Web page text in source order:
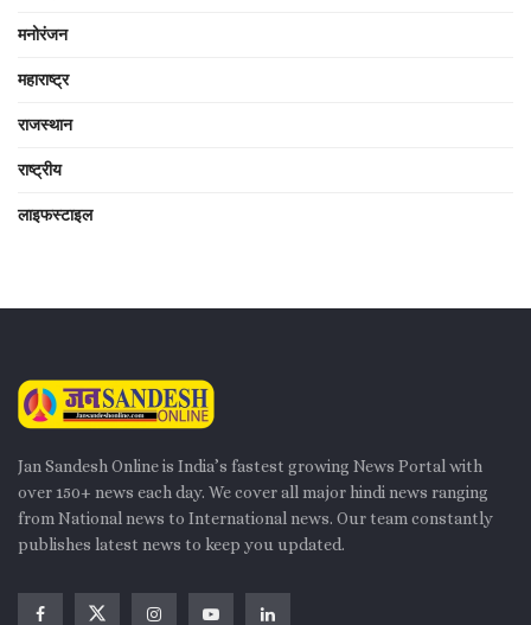
मनोरंजन
महाराष्ट्र
राजस्थान
राष्ट्रीय
लाइफस्टाइल
Jan Sandesh Online is India’s fastest growing News Portal with
over 150+ news each day. We cover all major hindi news ranging
from National news to International news. Our team constantly
publishes latest news to keep you updated.